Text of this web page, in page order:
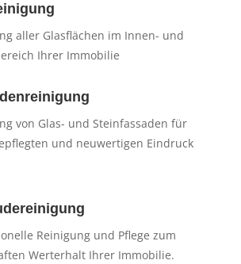
aller Glasflächen im Innen- und
Ihrer Immobilie
von Glas- und Steinfassaden für
und neuwertigen Eindruck
Reinigung und Pflege zum
Werterhalt Ihrer Immobilie.